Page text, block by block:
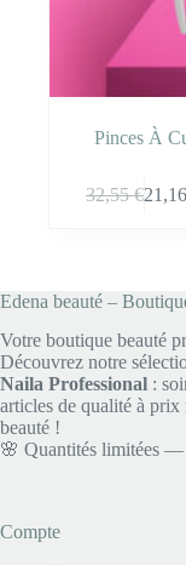
Pinces À
32,55€
options
peuvent
être
choisies
sur
la
page
du
Edena beauté –
Votre boutique beauté
Découvrez notre
Naila Professional :
articles de qualité à prix
beauté !
🌸 Quantités limitées
Compte